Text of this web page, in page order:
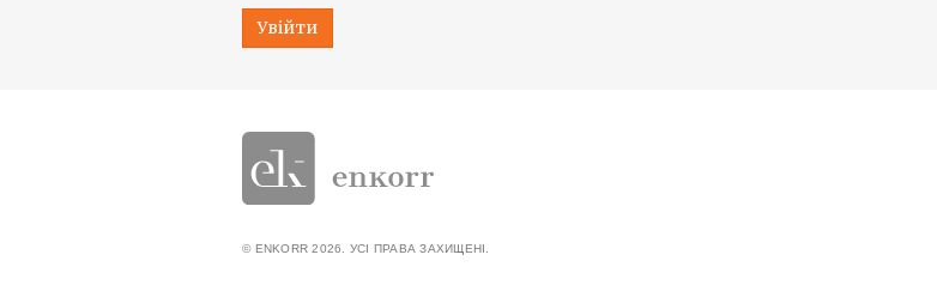
Увійти
© ENKORR 2026. УСІ ПРАВА ЗАХИЩЕНІ.